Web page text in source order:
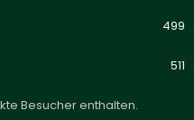
499
511
Besucher enthalten.